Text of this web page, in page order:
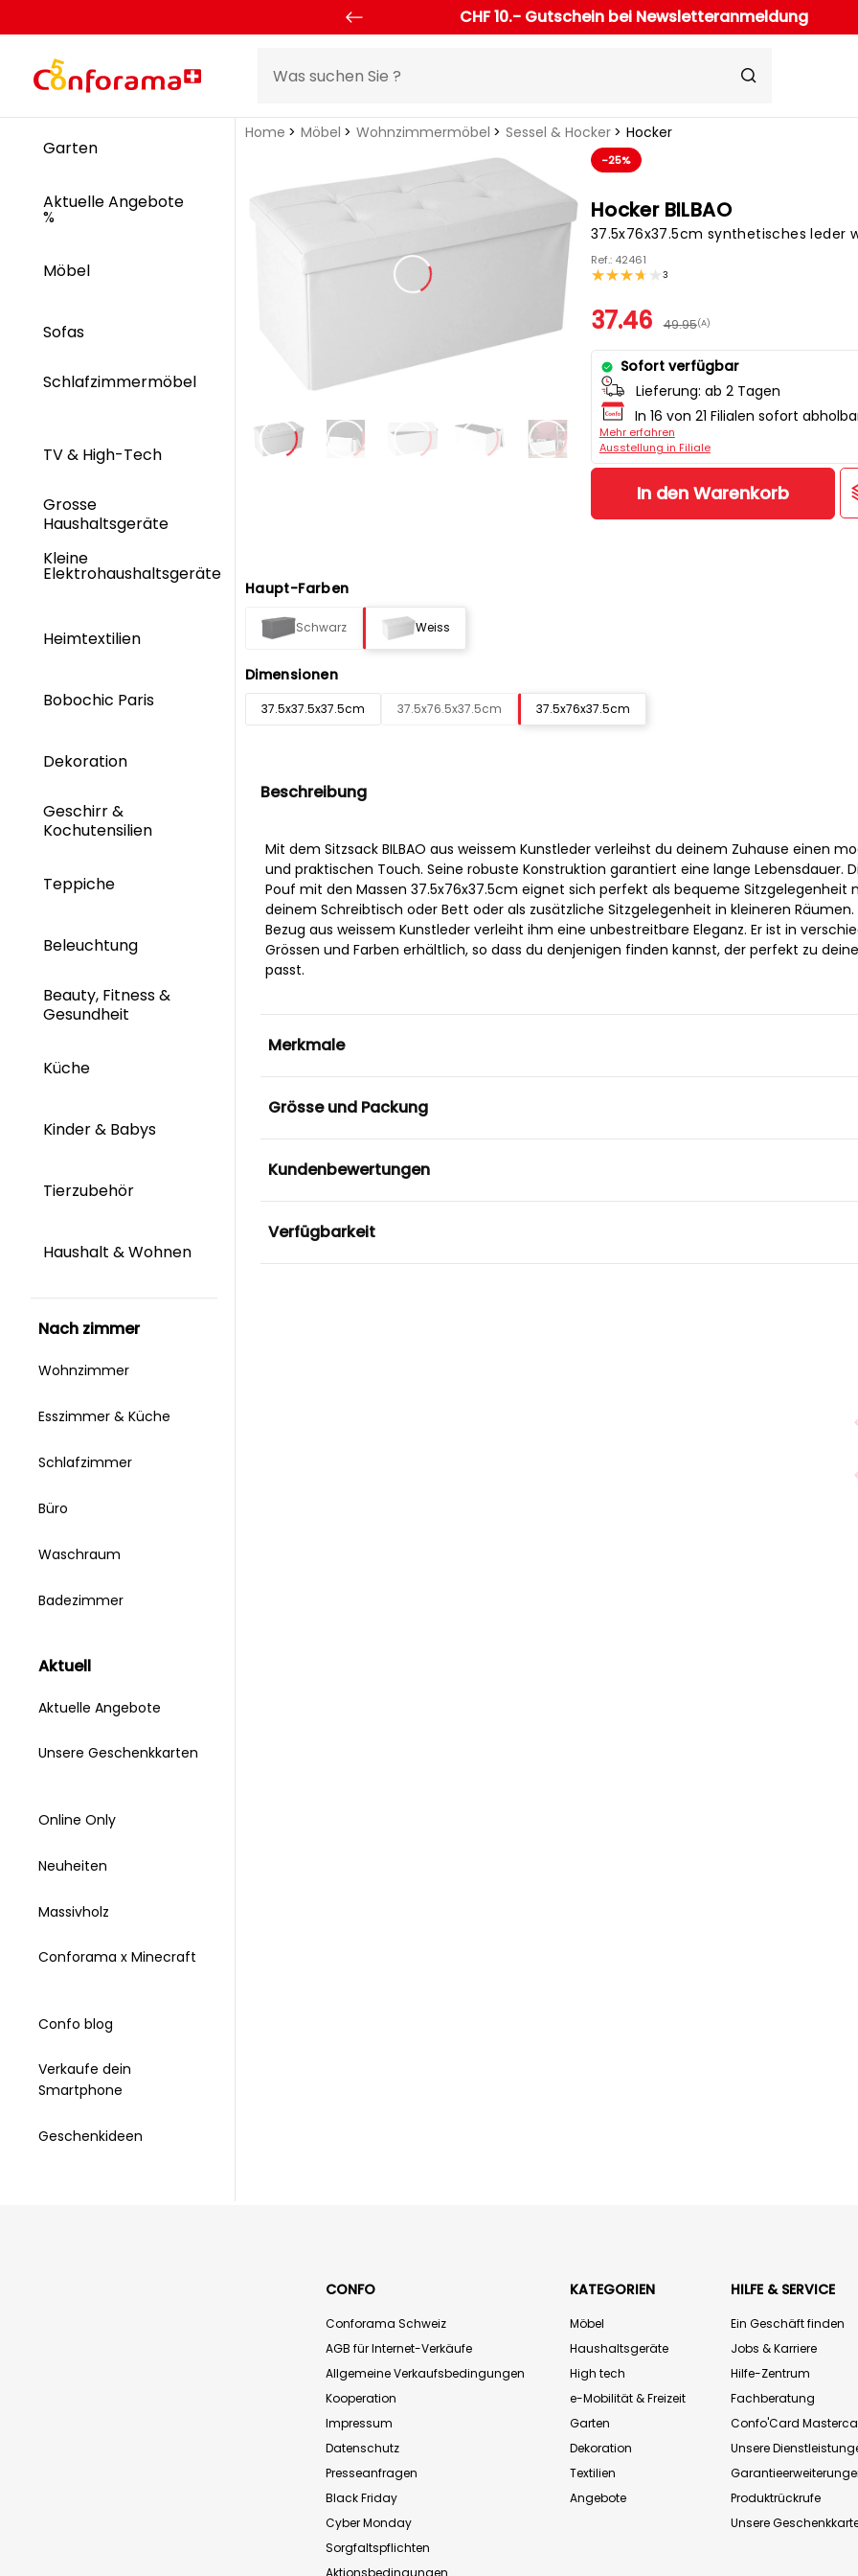
CHF 10.- Gutschein bei Newsletteranmeldung
Garten
Aktuelle Angebote
%
Möbel
Sofas
Schlafzimmermöbel
TV & High-Tech
Grosse
Haushaltsgeräte
Kleine
Elektrohaushaltsgeräte
Heimtextilien
Bobochic Paris
Dekoration
Geschirr &
Kochutensilien
Teppiche
Beleuchtung
Beauty, Fitness &
Gesundheit
Küche
Kinder & Babys
Tierzubehör
Haushalt & Wohnen
nach zimmer
Wohnzimmer
Esszimmer & Küche
Schlafzimmer
Büro
Waschraum
Badezimmer
aktuell
Aktuelle Angebote
Unsere Geschenkkarten
Online Only
Neuheiten
Massivholz
Conforama x Minecraft
Confo blog
Verkaufe dein
Smartphone
Geschenkideen
Home Möbel Wohnzimmermöbel Sessel & Hocker Hocker
-25%
Hocker BILBAO
37.5x76x37.5cm synthetisches leder
Ref.: 42461
3
37.46 49.95(A)
Sofort verfügbar
Lieferung: ab 2 Tagen
In 16 von 21 Filialen sofort
Mehr erfahren
Ausstellung in Filiale
In den Warenkorb
Haupt-Farben
Schwarz Weiss
Dimensionen
37.5x37.5x37.5cm 37.5x76.5x37.5cm 37.5x76x37.5cm
Beschreibung
Mit dem Sitzsack BILBAO aus weissem Kunstleder verleihst du deinem Zuhause einen
und praktischen Touch. Seine robuste Konstruktion garantiert eine lange Lebensdauer.
Pouf mit den Massen 37.5x76x37.5cm eignet sich perfekt als bequeme Sitzgelegenheit
deinem Schreibtisch oder Bett oder als zusätzliche Sitzgelegenheit in kleineren Räumen.
Bezug aus weissem Kunstleder verleiht ihm eine unbestreitbare Eleganz. Er ist in
Grössen und Farben erhältlich, so dass du denjenigen finden kannst, der perfekt zu
passt.
Merkmale
Grösse und Packung
Kundenbewertungen
Verfügbarkeit
CONFO
Conforama Schweiz
AGB für Internet-Verkäufe
Allgemeine Verkaufsbedingungen
Kooperation
Impressum
Datenschutz
Presseanfragen
Black Friday
Cyber Monday
Sorgfaltspflichten
KATEGORIEN
Möbel
Haushaltsgeräte
High tech
e-Mobilität & Freizeit
Garten
Dekoration
Textilien
Angebote
HILFE & SERVICE
Ein Geschäft finden
Jobs & Karriere
Hilfe-Zentrum
Fachberatung
Confo'Card
Unsere
Produktrückrufe
Unsere